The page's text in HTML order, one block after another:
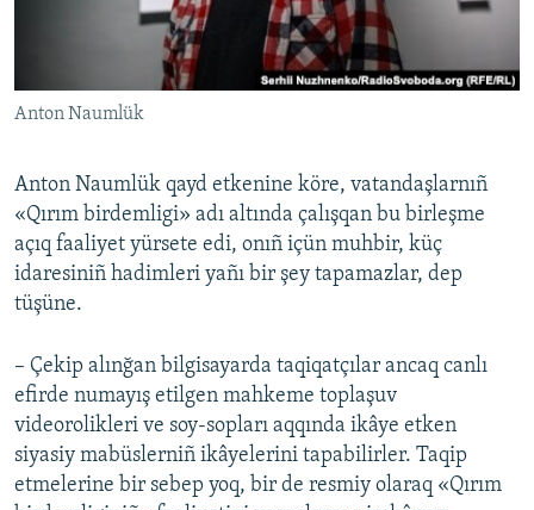
Anton Naumlük
Anton Naumlük qayd etkenine köre, vatandaşlarnıñ
«Qırım birdemligi» adı altında çalışqan bu birleşme
açıq faaliyet yürsete edi, onıñ içün muhbir, küç
idaresiniñ hadimleri yañı bir şey tapamazlar, dep
tüşüne.
– Çekip alınğan bilgisayarda taqiqatçılar ancaq canlı
efirde numayış etilgen mahkeme toplaşuv
videorolikleri ve soy-sopları aqqında ikâye etken
siyasiy mabüslerniñ ikâyelerini tapabilirler. Taqip
etmelerine bir sebep yoq, bir de resmiy olaraq «Qırım